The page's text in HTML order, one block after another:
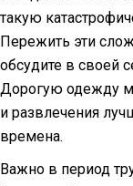
такую
Пережить эти
обсудите в своей
Дорогую одежду
и развлечения
времена.
Важно в период